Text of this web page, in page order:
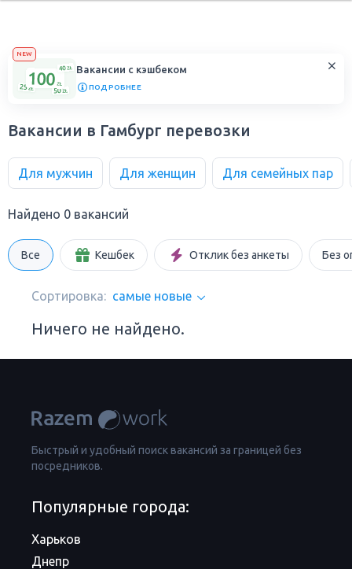
NEW
Вакансии с кэшбеком
ПОДРОБНЕЕ
Вакансии в Гамбург перевозки
Для мужчин Для женщин Для семейных пар
Найдено 0 вакансий
Все Кешбек Отклик без анкеты Без
Сортировка: самые новые
Ничего не найдено.
Быстрый и удобный поиск вакансий за границей без
посредников.
Популярные города:
Харьков
Днепр